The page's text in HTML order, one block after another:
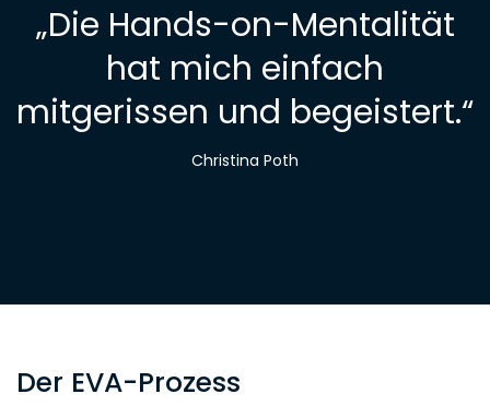
„Die Hands-on-Mentalität
hat mich einfach
mitgerissen und begeistert.“
Christina Poth
Der EVA-Prozess